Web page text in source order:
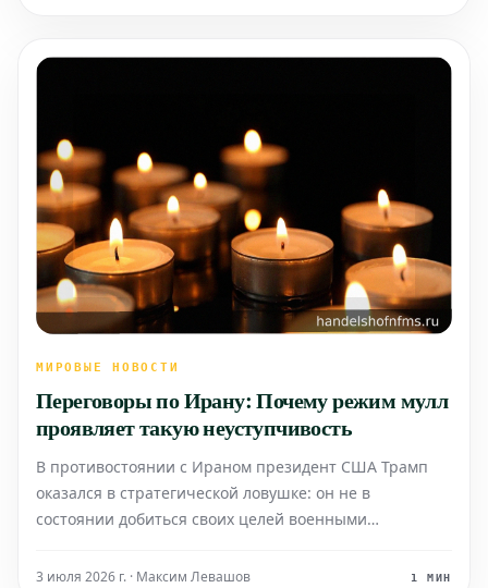
МИРОВЫЕ НОВОСТИ
Переговоры по Ирану: Почему режим мулл
проявляет такую неуступчивость
В противостоянии с Ираном президент США Трамп
оказался в стратегической ловушке: он не в
состоянии добиться своих целей военными
переговоров. Осознавая эту ситуацию, Иран
3 июля 2026 г. · Максим Левашов 1 МИН